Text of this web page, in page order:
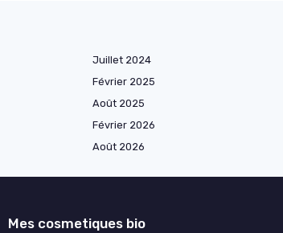
Juillet 2024
Février 2025
Août 2025
Février 2026
Août 2026
Mes cosmetiques bio